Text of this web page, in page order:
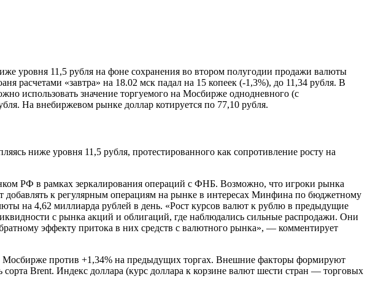
уровня 11,5 рубля на фоне сохранения во втором полугодии продажи валюты
расчетами «завтра» на 18.02 мск падал на 15 копеек (-1,3%), до 11,34 рубля. В
использовать значение торгуемого на Мосбирже однодневного (с
На внебиржевом рынке доллар котируется по 77,10 рубля.
ниже уровня 11,5 рубля, протестированного как сопротивление росту на
РФ в рамках зеркалирования операций с ФНБ. Возможно, что игроки рынка
добавлять к регулярным операциям на рынке в интересах Минфина по бюджетному
на 4,62 миллиарда рублей в день. «Рост курсов валют к рублю в предыдущие
с рынка акций и облигаций, где наблюдались сильные распродажи. Они
эффекту притока в них средств с валютного рынка», — комментирует
Мосбирже против +1,34% на предыдущих торгах. Внешние факторы формируют
Brent. Индекс доллара (курс доллара к корзине валют шести стран — торговых